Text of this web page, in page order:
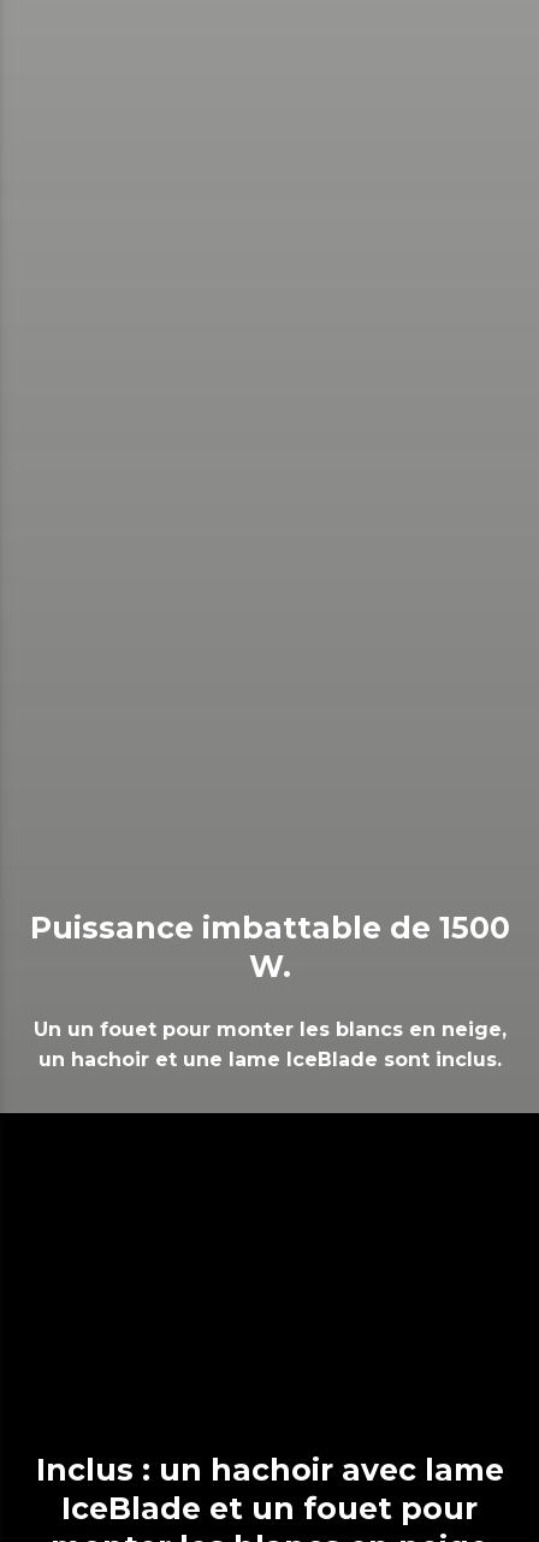
Puissance imbattable de 1500
W.
Un un fouet pour monter les blancs en neige,
un hachoir et une lame IceBlade sont inclus.
Inclus : un hachoir avec lame
IceBlade et un fouet pour